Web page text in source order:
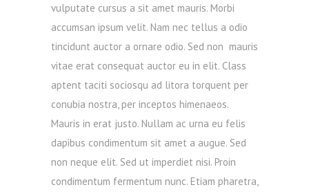
vulputate cursus a sit amet mauris. Morbi
accumsan ipsum velit. Nam nec tellus a odio
tincidunt auctor a ornare odio. Sed non mauris
vitae erat consequat auctor eu in elit. Class
aptent taciti sociosqu ad litora torquent per
conubia nostra, per inceptos himenaeos.
Mauris in erat justo. Nullam ac urna eu felis
dapibus condimentum sit amet a augue. Sed
non neque elit. Sed ut imperdiet nisi. Proin
condimentum fermentum nunc. Etiam pharetra,